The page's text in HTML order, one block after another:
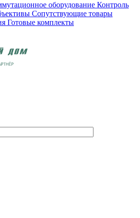
оборудование Контроль
Сопутствующие товары
Готовые комплекты